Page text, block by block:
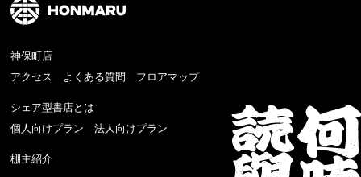
神保町店
アクセス
よくある質問 フロアマップ
シェア型書店とは
個人向けプラン
法人向けプラン
棚主紹介